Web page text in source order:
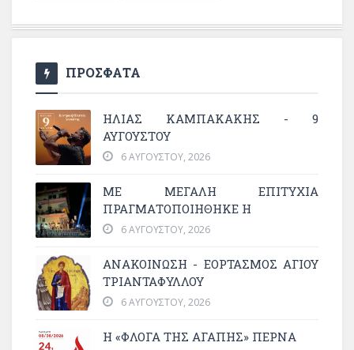
ΠΡΟΣΦΑΤΑ
ΗΛΙΑΣ ΚΑΜΠΑΚΑΚΗΣ - 9
ΑΥΓΟΥΣΤΟΥ
6 ΑΥΓΟΎΣΤΟΥ, 2026
ΜΕ ΜΕΓΆΛΗ ΕΠΙΤΥΧΊΑ
ΠΡΑΓΜΑΤΟΠΟΙΉΘΗΚΕ Η
6 ΑΥΓΟΎΣΤΟΥ, 2026
ΑΝΑΚΟΙΝΩΣΗ - ΕΟΡΤΑΣΜΟΣ ΑΓΙΟΥ
ΤΡΙΑΝΤΑΦΥΛΛΟΥ
6 ΑΥΓΟΎΣΤΟΥ, 2026
Η «ΦΛΌΓΑ ΤΗΣ ΑΓΆΠΗΣ» ΠΕΡΝΆ